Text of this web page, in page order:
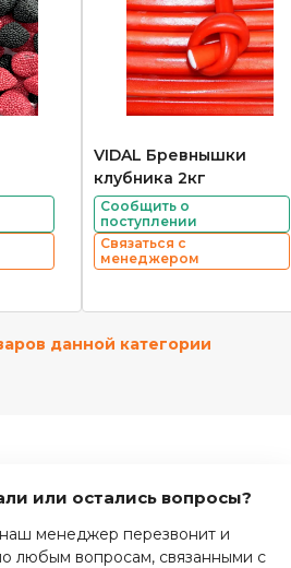
VIDAL Бревнышки
клубника 2кг
Сообщить о
поступлении
Связаться с
менеджером
данной категории
или остались вопросы?
менеджер перезвонит и
любым вопросам, связанными с